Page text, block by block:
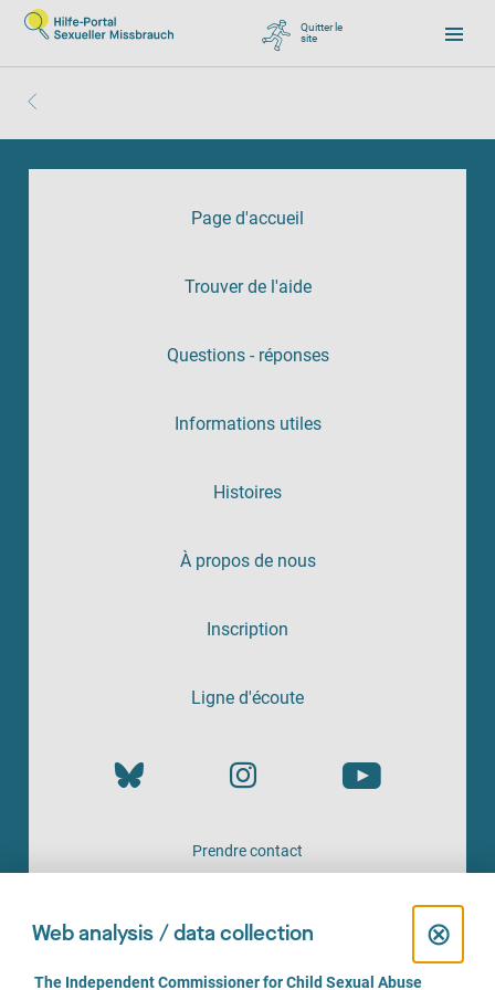
Quitter le
site, zu Google wechseln
Page d'accueil
Trouver de l'aide
Questions - réponses
Informations utiles
Histoires
À propos de nous
Inscription
Ligne d'écoute
Prendre contact
UN SERVICE PROPOSÉ PAR
Web analysis / data collection ⊗
C
l
C
The Independent Commissioner for Child Sexual Abuse